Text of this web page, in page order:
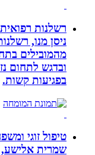
רשלנות רפואית עו”ד
ניסן מנו, רשלנות
מהמובילים בתחום
ובדגש לתחום נזקי
בפגיעות קשות.
טיפול זוגי ומשפחתי
שמרית אלישע,